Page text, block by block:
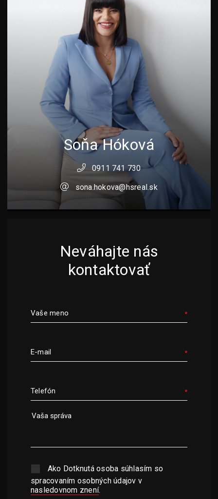
Soňa Hóková
0911 741 730
sona.hokova@hsreal.sk
Neváhajte nás
kontaktovať
Vaše meno
E-mail
Telefón
Ako Dotknutá osoba súhlasím so
spracovaním osobných údajov v
nasledovnom znení.